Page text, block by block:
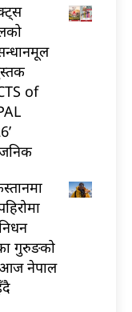
of
गुरुङको
नेपाल